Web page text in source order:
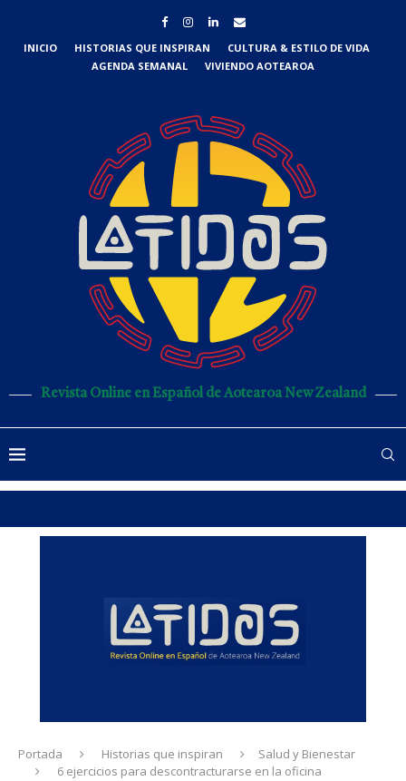
INICIO HISTORIAS QUE INSPIRAN
CULTURA & ESTILO DE VIDA
AGENDA SEMANAL
VIVIENDO AOTEAROA
Revista Online en Español de Aotearoa New Zealand
Portada Historias que inspiran
Salud y Bienestar
6 ejercicios para descontracturarse en la oficina